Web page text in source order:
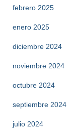
febrero 2025
enero 2025
diciembre 2024
noviembre 2024
octubre 2024
septiembre 2024
julio 2024